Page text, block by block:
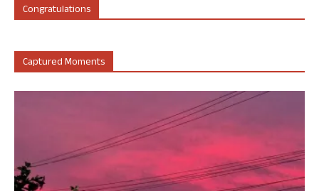
Congratulations
Captured Moments